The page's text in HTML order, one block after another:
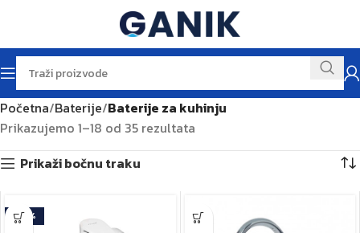
Početna Baterije Baterije za kuhinju
Prikazujemo 1–18 od 35 rezultata
Prikaži bočnu traku
-20%